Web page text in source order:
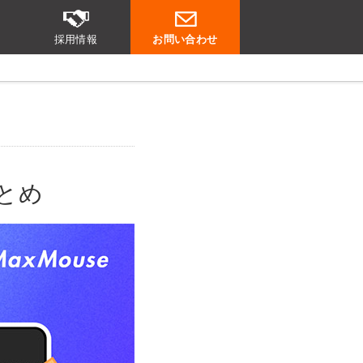
採用情報 お問い合わせ
め